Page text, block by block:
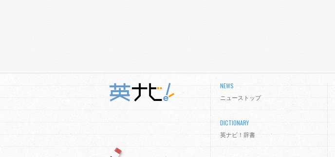
NEWS
ニューストップ
DICTIONARY
英ナビ！辞書